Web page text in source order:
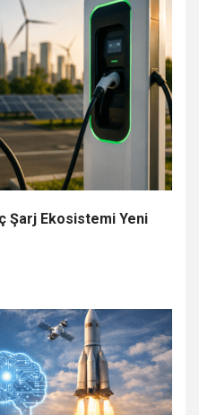
Şarj Ekosistemi Yeni